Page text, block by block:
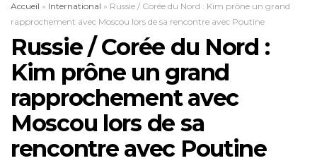
Accueil » International » Russie / Corée du Nord : Kim prône un grand
rapprochement avec Moscou lors de sa rencontre avec Poutine
Russie / Corée du Nord :
Kim prône un grand
rapprochement avec
Moscou lors de sa
rencontre avec Poutine